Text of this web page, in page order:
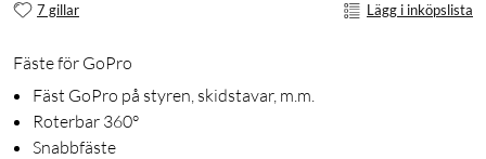
7 gillar Lägg i inköpslista
Fäste för GoPro
Fäst GoPro på styren, skidstavar, m.m.
Roterbar 360°
Snabbfäste